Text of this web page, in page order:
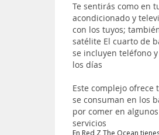
Te sentirás como en
acondicionado y
con los tuyos;
satélite El cuarto de
se incluyen teléfono
los días
Este complejo
se consuman en los
por comer en
servicios
En Red Z The Ocean